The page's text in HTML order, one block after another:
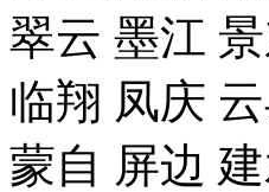
翠云 墨江
临翔 凤庆
蒙自 屏边